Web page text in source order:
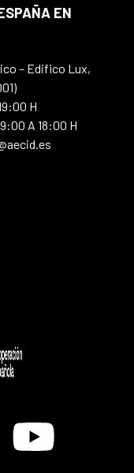
EN
– Edifico Lux,
H
A 18:00 H
Youtube